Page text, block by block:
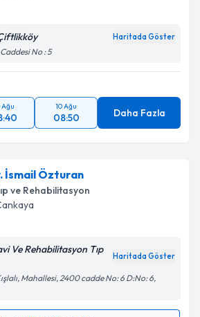
Haritada Göster
No : 5
Ağu 10 Ağu
08:50 Daha Fazla
İsmail Özturan
ve Rehabilitasyon
Ve Rehabilitasyon Tıp
Haritada Göster
Mahallesi, 2400 cadde No: 6 D:No: 6,